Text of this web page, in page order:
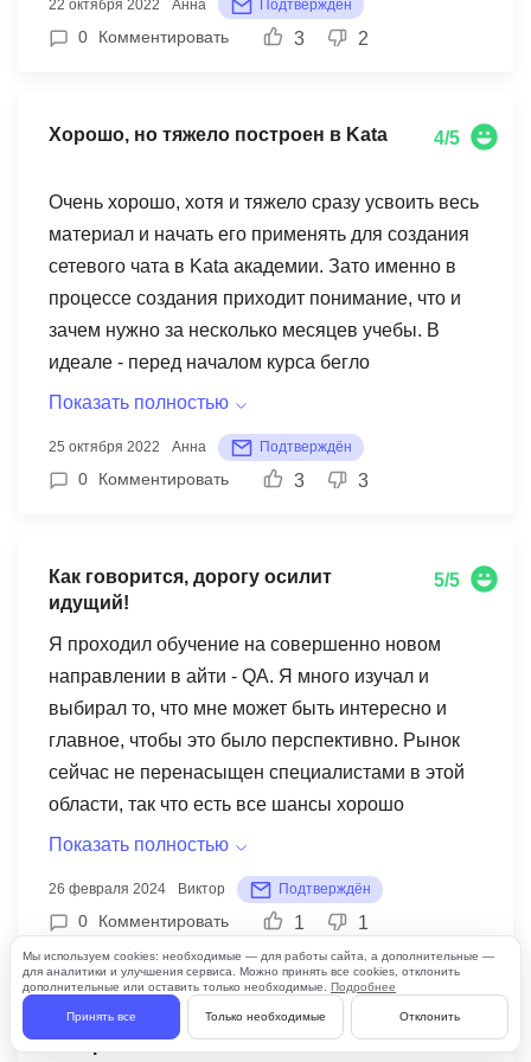
kata академия, так как прошел на собственном
которые возникали у сокурсников). Отдельное
спасибо - преподавателю за интересные
выполненным заданиям, ответы на все
ответственность! Редкое сочетание
специалиста, не только знающего свое дело, но
и умеющего о нем рассказать и объяснить (знать
и объяснять - это два совершенно разных
умения).
22 октября 2022 Анна Подтверждён
0 Комментировать 3 2
Хорошо, но тяжело построен в Kata 4/5
Очень хорошо, хотя и тяжело сразу усвоить весь
материал и начать его применять для создания
сетевого чата в Kata академии. Зато именно в
процессе создания приходит понимание, что и
зачем нужно за несколько месяцев учебы. В
идеале - перед началом курса бегло
познакомиться с разбираемыми темами и
чтобы набить руку и глаз просто в синтаксисе, а
уже на курсе сосредоточиться на более
и последовательное изложение материала,
помощь и терпение, а также за помощь с
трудоустройством!
Показать полностью
25 октября 2022 Анна Подтверждён
0 Комментировать 3 3
Как говорится, дорогу осилит
идущий!
5/5
Я проходил обучение на совершенно новом
направлении в айти - QA. Я много изучал и
выбирал то, что мне может быть интересно и
главное, чтобы это было перспективно. Рынок
сейчас не перенасыщен специалистами в этой
области, так что есть все шансы хорошо
развиваться в этой сфере Что касается
трудоустроиться на очень хорошую ЗП. В целом
если выполнять все, что они дают, вникать в
темы и не лениться, то при поиске работы не
возникает сложностей Материалы где-то могли
бы быть и получше, но обратная связь от
Показать полностью
26 февраля 2024 Виктор Подтверждён
0 Комментировать 1 1
Курс интересный и хорошо
построен
5/5
Мы используем cookies: необходимые — для работы сайта, а дополнительные —
для аналитики и улучшения сервиса. Можно принять все cookies, отклонить
дополнительные или оставить только необходимые. Подробнее
Принять все Только необходимые Отклонить